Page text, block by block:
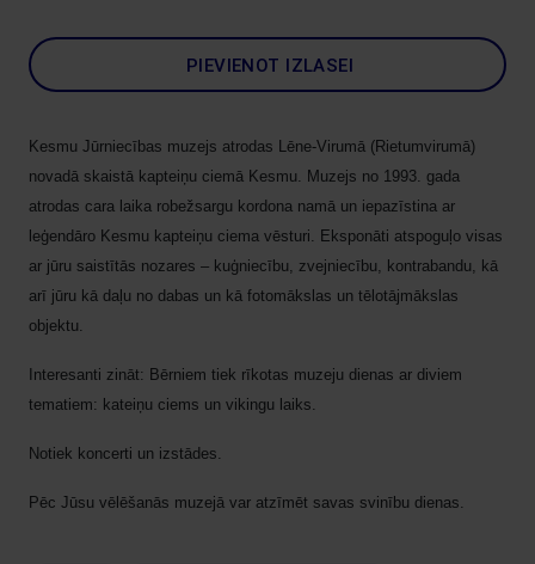
PIEVIENOT IZLASEI
Kesmu Jūrniecības muzejs atrodas Lēne-Virumā (Rietumvirumā)
novadā skaistā kapteiņu ciemā Kesmu. Muzejs no 1993. gada
atrodas cara laika robežsargu kordona namā un iepazīstina ar
leģendāro Kesmu kapteiņu ciema vēsturi. Eksponāti atspoguļo visas
ar jūru saistītās nozares – kuģniecību, zvejniecību, kontrabandu, kā
arī jūru kā daļu no dabas un kā fotomākslas un tēlotājmākslas
objektu.
Interesanti zināt: Bērniem tiek rīkotas muzeju dienas ar diviem
tematiem: kateiņu ciems un vikingu laiks.
Notiek koncerti un izstādes.
Pēc Jūsu vēlēšanās muzejā var atzīmēt savas svinību dienas.